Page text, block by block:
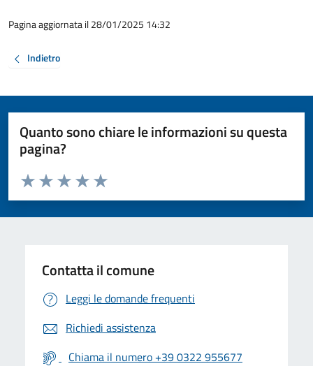
Pagina aggiornata il 28/01/2025 14:32
Indietro
Quanto sono chiare le informazioni su questa
pagina?
Valuta da 1 a 5 stelle la pagina
Valuta 5 stelle su 5
Valuta 4 stelle su 5
Valuta 3 stelle su 5
Valuta 2 stelle su 5
Valuta 1 stelle su 5
Contatta il comune
Leggi le domande frequenti
Richiedi assistenza
Chiama il numero +39 0322 955677